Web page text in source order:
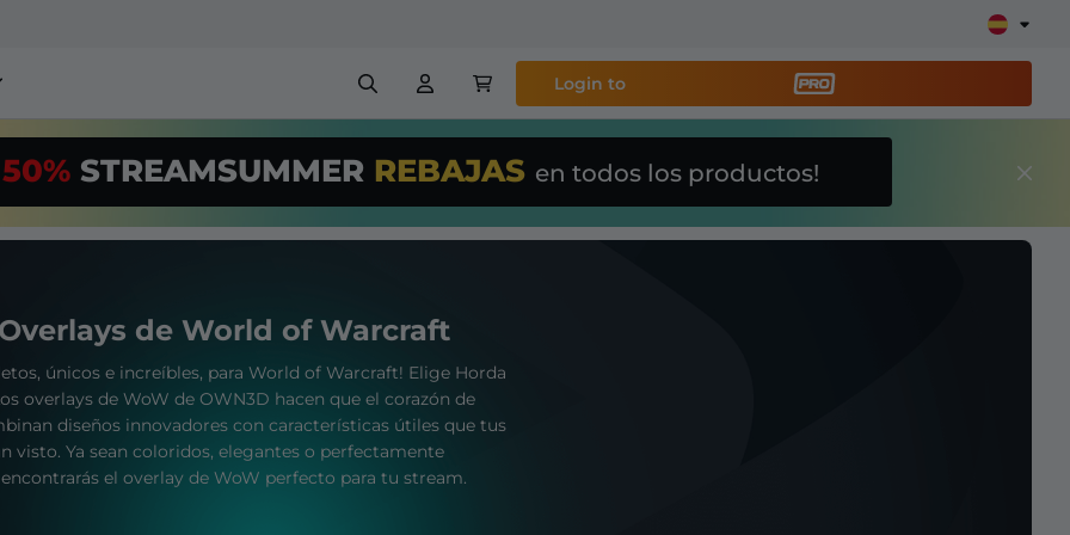
Month*
overlays y alertas
GRATUITAS
¡Utiliza nuestraherramienta de
con facilidad!
Configuración fácil de overlays, alertas, donaciones, barras de objetivos,
chatbot, etc
Registrarse
Emotes
Login to
50% STREAMSUMMER REBAJAS en todos los productos!
de World of Warcraft
únicos e increíbles, para World of Warcraft! Elige Horda
overlays de WoW de OWN3D hacen que el corazón de
diseños innovadores con características útiles que tus
visto. Ya sean coloridos, elegantes o perfectamente
el overlay de WoW perfecto para tu stream.